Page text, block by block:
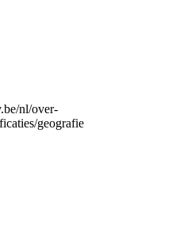
nl/over-
geografie